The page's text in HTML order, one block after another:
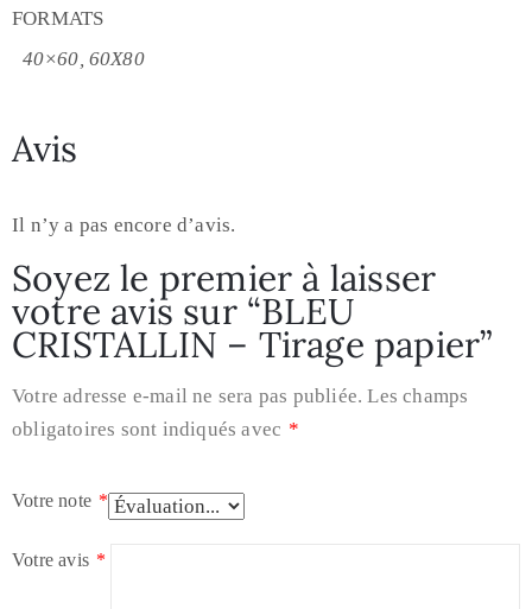
FORMATS
40×60, 60X80
Avis
Il n’y a pas encore d’avis.
Soyez le premier à laisser
votre avis sur “BLEU
CRISTALLIN – Tirage papier”
Votre adresse e-mail ne sera pas publiée. Les champs
obligatoires sont indiqués avec *
Votre note *
Votre avis *